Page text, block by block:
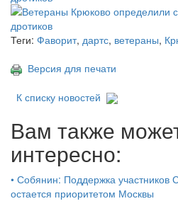
Теги: Фаворит, дартс, ветераны,
Версия для печати
К списку новостей
Вам также
интересно:
• Собянин: Поддержка участников
остается приоритетом Москвы